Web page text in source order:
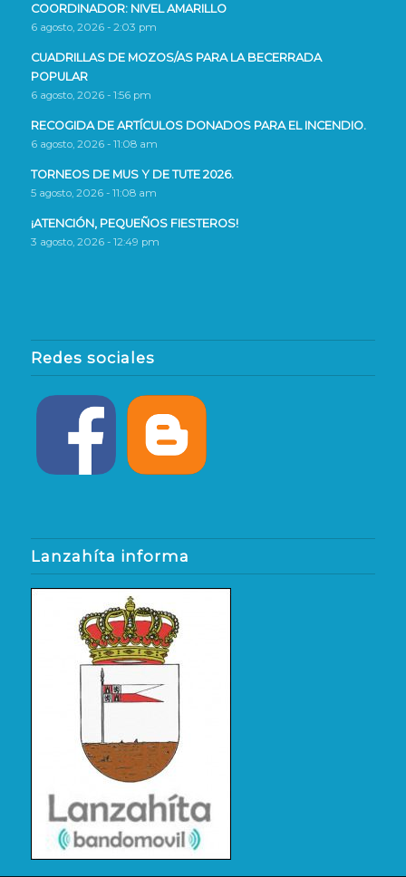
COORDINADOR: NIVEL AMARILLO
6 agosto, 2026 - 2:03 pm
CUADRILLAS DE MOZOS/AS PARA LA BECERRADA
POPULAR
6 agosto, 2026 - 1:56 pm
RECOGIDA DE ARTÍCULOS DONADOS PARA EL INCENDIO.
6 agosto, 2026 - 11:08 am
TORNEOS DE MUS Y DE TUTE 2026.
5 agosto, 2026 - 11:08 am
¡ATENCIÓN, PEQUEÑOS FIESTEROS!
3 agosto, 2026 - 12:49 pm
Redes sociales
Lanzahíta informa